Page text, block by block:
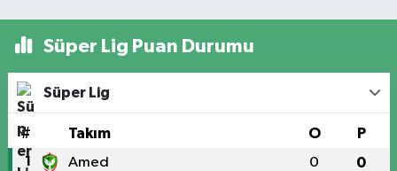
Süper Lig Puan Durumu
Süper Lig
# Takım O P
1 Amed 0 0